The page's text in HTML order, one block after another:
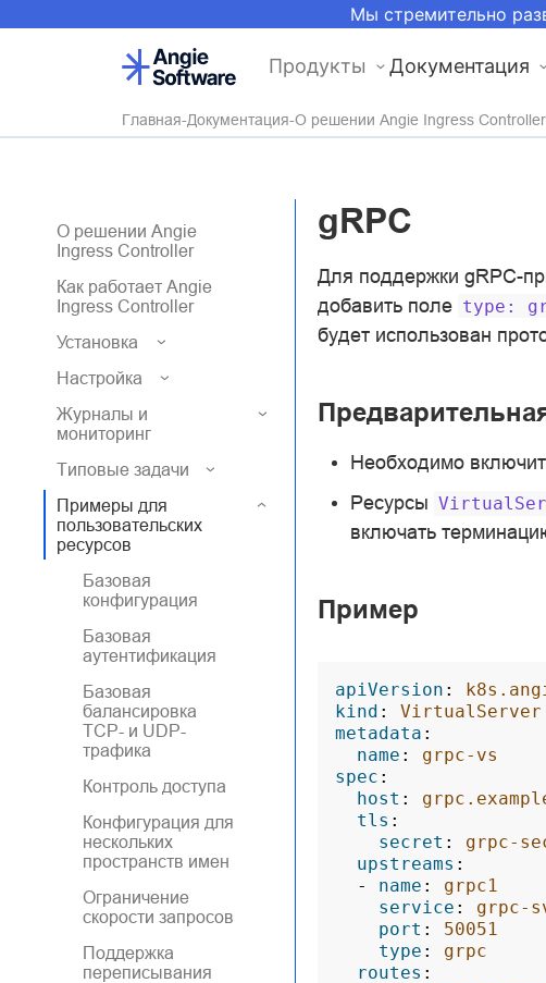
Мы стремительно
Продукты Документация
Главная Документация О решении Angie Ingress Controller
О решении Angie
Ingress Controller
Как работает Angie
Ingress Controller
Установка
Настройка
Журналы и
мониторинг
Типовые задачи
Примеры для
пользовательских
ресурсов
Базовая
конфигурация
Базовая
аутентификация
Базовая
балансировка
TCP- и UDP-
трафика
Контроль доступа
Конфигурация для
нескольких
пространств имен
Ограничение
скорости запросов
Поддержка
переписывания
gRPC
Для поддержки gRPC-
добавить поле type:
будет использован
Необходимо
Ресурсы
включать
Пример
apiVersion :
kind :
VirtualServer
metadata :
name :
grpc-vs
spec :
host :
tls :
secret :
grpc-
upstreams :
-
name :
grpc1
service :
grpc-
port :
50051
type :
grpc
routes :